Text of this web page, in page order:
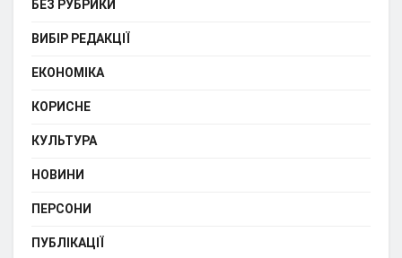
БЕЗ РУБРИКИ
ВИБІР РЕДАКЦІЇ
ЕКОНОМІКА
КОРИСНЕ
КУЛЬТУРА
НОВИНИ
ПЕРСОНИ
ПУБЛІКАЦІЇ